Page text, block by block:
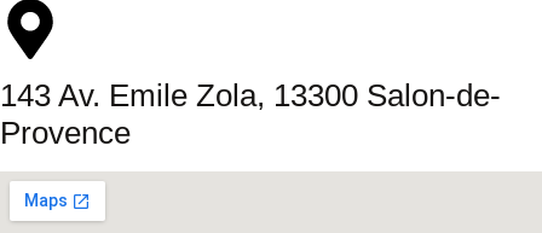
143 Av. Emile Zola, 13300 Salon-de-
Provence